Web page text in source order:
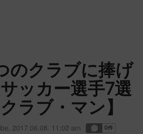
のクラブに捧げ
ッカー選手7選
ラブ・マン】
2017.06.08. 11:02 am